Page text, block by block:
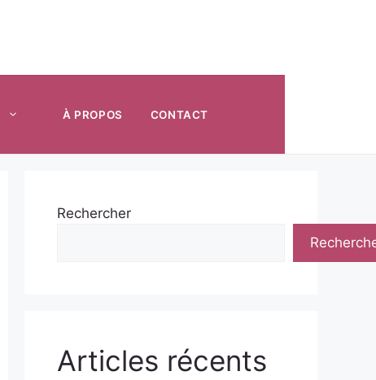
À PROPOS CONTACT
Rechercher
Articles récents